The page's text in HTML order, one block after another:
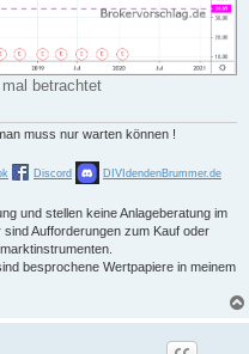
betrachtet
muss nur warten können !
Discord DIVIdendenBrummer.de
und stellen keine Anlageberatung im
Aufforderungen zum Kauf oder
besprochene Wertpapiere in meinem